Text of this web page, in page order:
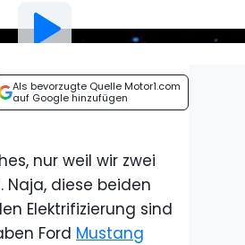
Als bevorzugte Quelle Motor1.com
auf Google hinzufügen
nur weil wir zwei
Naja, diese beiden
Elektrifizierung sind
Ford Mustang